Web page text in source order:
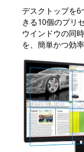
デスクトップを
きる10個のプリ
ウインドウの同
を、簡単かつ効